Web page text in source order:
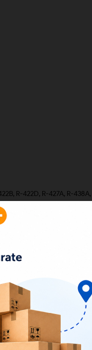
R-422D, R-427A, R-
**, R-718 e HYCOOL 20
possono
utilizzato e conservato
Universal Ltd. sono
il manuale tecnico